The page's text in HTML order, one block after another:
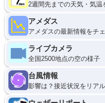
2週間先までの天気・気温
アメダス
アメダスの最新情報をチ
ライブカメラ
全国2500地点の空の様子
台風情報
影響は？接近状況をリア